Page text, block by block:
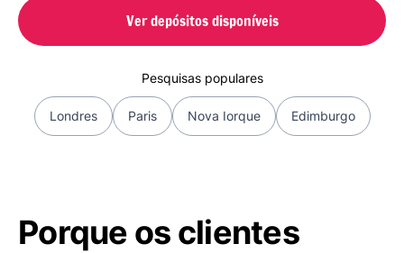
Ver depósitos disponíveis
Pesquisas populares
Londres Paris Nova Iorque Edimburgo
Porque os clientes